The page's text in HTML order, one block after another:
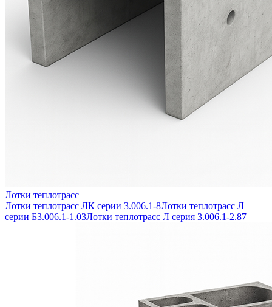
Лотки теплотрасс
Лотки теплотрасс ЛК серии 3.006.1-8Лотки теплотрасс Л
серии Б3.006.1-1.03Лотки теплотрасс Л серия 3.006.1-2.87